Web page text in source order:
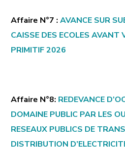
Affaire N°7 : AVANCE SUR
CAISSE DES ECOLES AVANT
PRIMITIF 2026
Affaire N°8: REDEVANCE
DOMAINE PUBLIC PAR LES
RESEAUX PUBLICS DE
DISTRIBUTION